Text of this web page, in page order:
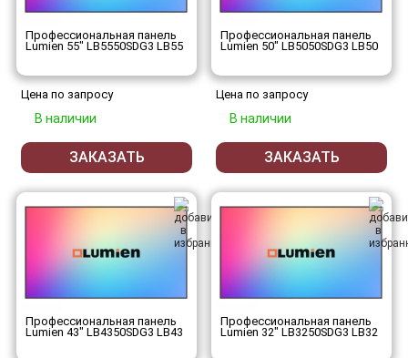
Профессиональная панель
Lumien 55" LB5550SDG3 LB55
Цена по запросу
В наличии
ЗАКАЗАТЬ
Профессиональная панель
Lumien 50" LB5050SDG3 LB50
Цена по запросу
В наличии
ЗАКАЗАТЬ
Профессиональная панель
Lumien 43" LB4350SDG3 LB43
Профессиональная панель
Lumien 32" LB3250SDG3 LB32